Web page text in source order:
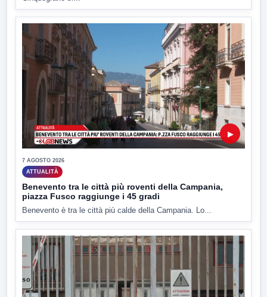
▶
7 AGOSTO 2026
ATTUALITÀ
Benevento tra le città più roventi della Campania,
piazza Fusco raggiunge i 45 gradi
Benevento è tra le città più calde della Campania. Lo...